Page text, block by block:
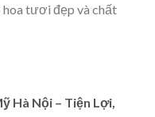
hoa tươi đẹp và chất
Hà Nội – Tiện Lợi,